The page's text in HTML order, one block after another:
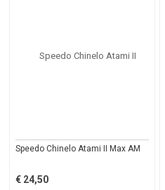
Speedo Chinelo Atami II Max AM
€ 24,50